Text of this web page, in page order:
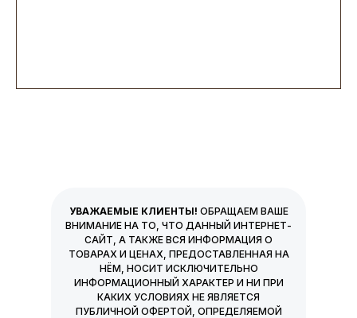
УВАЖАЕМЫЕ КЛИЕНТЫ! ОБРАЩАЕМ ВАШЕ
ВНИМАНИЕ НА ТО, ЧТО ДАННЫЙ ИНТЕРНЕТ-
САЙТ, А ТАКЖЕ ВСЯ ИНФОРМАЦИЯ О
ТОВАРАХ И ЦЕНАХ, ПРЕДОСТАВЛЕННАЯ НА
НЁМ, НОСИТ ИСКЛЮЧИТЕЛЬНО
ИНФОРМАЦИОННЫЙ ХАРАКТЕР И НИ ПРИ
КАКИХ УСЛОВИЯХ НЕ ЯВЛЯЕТСЯ
ПУБЛИЧНОЙ ОФЕРТОЙ, ОПРЕДЕЛЯЕМОЙ